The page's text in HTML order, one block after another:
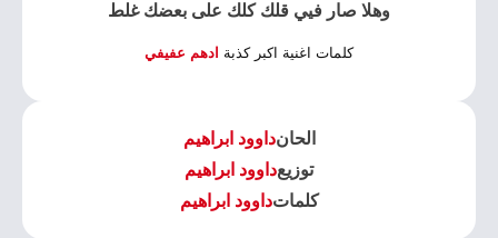
وهلا صار فيي قلك كلك على بعضك غلط
كلمات اغنية اكبر كذبة ادهم عفيفي
الحانداوود ابراهيم
توزيعداوود ابراهيم
كلماتداوود ابراهيم